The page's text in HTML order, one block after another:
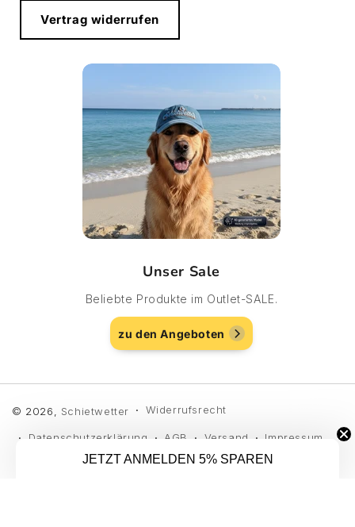
Vertrag widerrufen
Unser Sale
Beliebte Produkte im Outlet-SALE.
zu den Angeboten
© 2026, Schietwetter Widerrufsrecht
Datenschutzerklärung AGB Versand Impressum
Kontaktinformationen
JETZT ANMELDEN 5% SPAREN